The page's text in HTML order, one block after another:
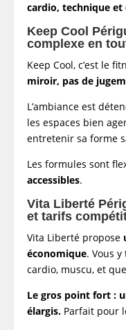
cardio, technique et
Keep Cool
complexe en
Keep Cool, c’est le
miroir, pas de
L’ambiance est
les espaces bien
entretenir sa forme
Les formules sont
accessibles.
Vita Liberté
et tarifs
Vita Liberté propose
économique. Vous
cardio, muscu, et
Le gros point fort :
élargis. Parfait pour